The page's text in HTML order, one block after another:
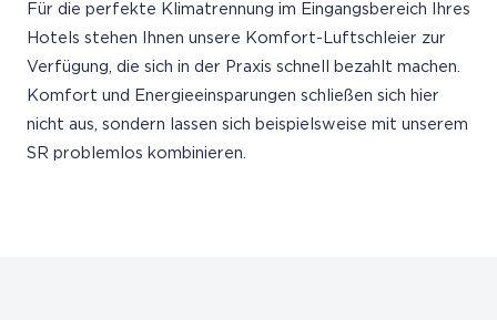
Für die perfekte Klimatrennung im Eingangsbereich Ihres
Hotels stehen Ihnen unsere Komfort-Luftschleier zur
Verfügung, die sich in der Praxis schnell bezahlt machen.
Komfort und Energieeinsparungen schließen sich hier
nicht aus, sondern lassen sich beispielsweise mit unserem
SR problemlos kombinieren.